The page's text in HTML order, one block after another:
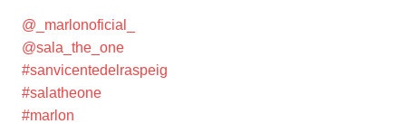
@_marlonoficial_
@sala_the_one
#sanvicentedelraspeig
#salatheone
#marlon